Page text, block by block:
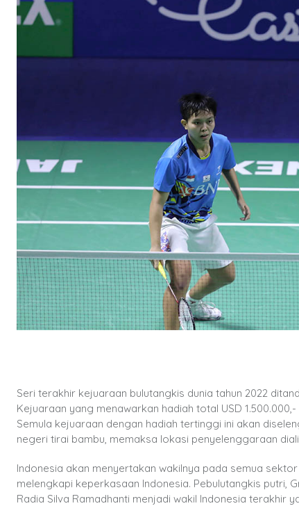
Seri terakhir kejuaraan bulutangkis dunia tahun 2022
Kejuaraan yang menawarkan hadiah total USD
Semula kejuaraan dengan hadiah tertinggi ini akan
negeri tirai bambu, memaksa lokasi penyelenggaraan
Indonesia akan menyertakan wakilnya pada semua
melengkapi keperkasaan Indonesia. Pebulutangkis putri,
Radia Silva Ramadhanti menjadi wakil Indonesia terakhir